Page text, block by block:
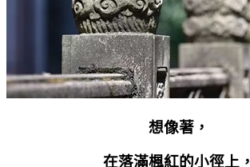
想像著，
在落滿楓紅的小徑上，